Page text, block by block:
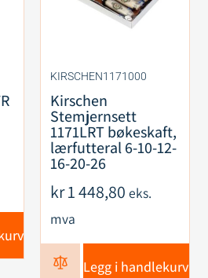
KIRSCHEN1171000
Kirschen
Stemjernsett
1171LRT bøkeskaft,
lærfutteral 6-10-12-
16-20-26
kr1 448,80 eks.
mva
Legg i handlekurv